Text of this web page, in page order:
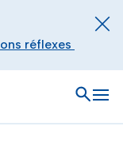
réflexes
Ouvrir